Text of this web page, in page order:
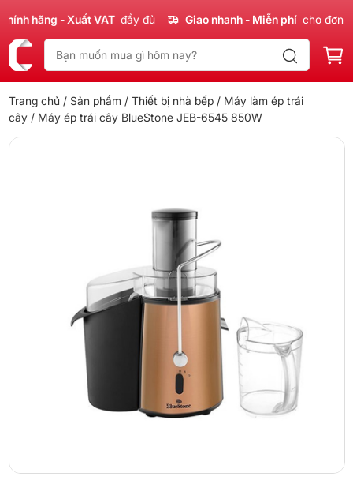
hãng - Xuất VAT đầy đủ Giao nhanh - Miễn phí cho đơn
Trang chủ / Sản phẩm / Thiết bị nhà bếp/ Máy làm ép trái
cây/ Máy ép trái cây BlueStone JEB-6545 850W